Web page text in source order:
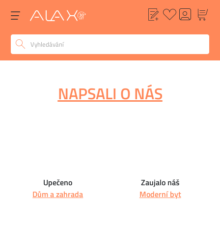
NAPSALI O NÁS
Upečeno
Dům a zahrada
Zaujalo náš
Moderní byt